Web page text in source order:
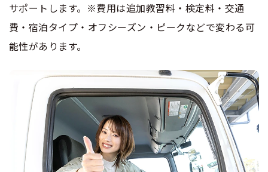
サポートします。※費用は追加教習料・検定料・交通
費・宿泊タイプ・オフシーズン・ピークなどで変わる可
能性があります。